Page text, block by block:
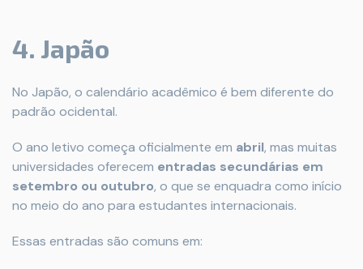
4. Japão
No Japão, o calendário acadêmico é bem diferente do
padrão ocidental.
O ano letivo começa oficialmente em abril, mas muitas
universidades oferecem entradas secundárias em
setembro ou outubro, o que se enquadra como início
no meio do ano para estudantes internacionais.
Essas entradas são comuns em: